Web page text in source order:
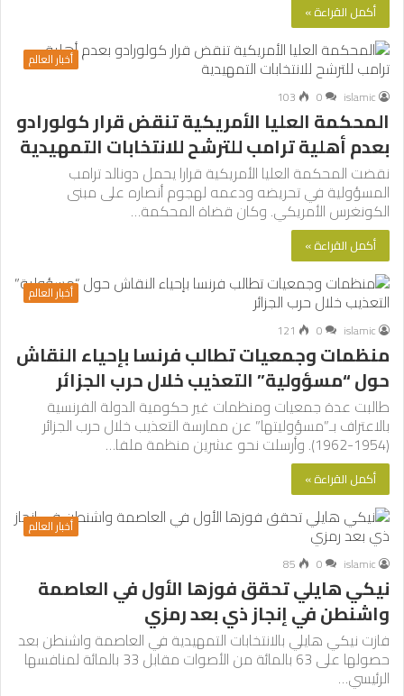
أكمل القراءة »
أخبار العالم
islamic
0
103
المحكمة العليا الأمريكية تنقض قرار كولورادو
بعدم أهلية ترامب للترشح للانتخابات التمهيدية
نقضت المحكمة العليا الأمريكية قرارا يحمل دونالد ترامب
المسؤولية في تحريضه ودعمه لهجوم أنصاره على مبنى
الكونغرس الأمريكي. وكان قضاة المحكمة…
أكمل القراءة »
أخبار العالم
islamic
0
121
منظمات وجمعيات تطالب فرنسا بإحياء النقاش
حول “مسؤولية” التعذيب خلال حرب الجزائر
طالبت عدة جمعيات ومنظمات غير حكومية الدولة الفرنسية
بالاعتراف بـ”مسؤوليتها” عن ممارسة التعذيب خلال حرب الجزائر
(1954-1962). وأرسلت نحو عشرين منظمة ملفا…
أكمل القراءة »
أخبار العالم
islamic
0
85
نيكي هايلي تحقق فوزها الأول في العاصمة
واشنطن في إنجاز ذي بعد رمزي
فازت نيكي هايلي بالانتخابات التمهيدية في العاصمة واشنطن بعد
حصولها على 63 بالمائة من الأصوات مقابل 33 بالمائة لمنافسها
الرئيسي…